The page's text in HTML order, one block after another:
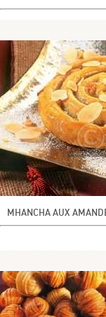
MHANCHA AUX